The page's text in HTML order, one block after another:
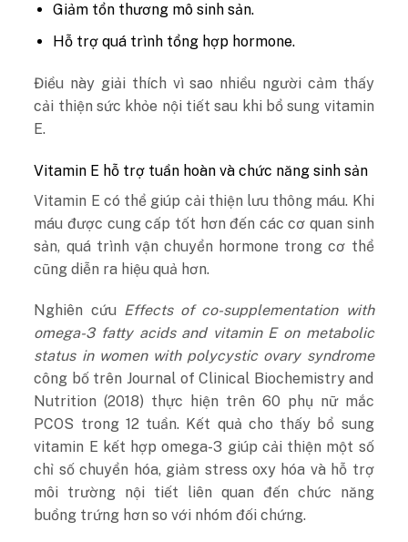
Giảm tổn thương mô sinh sản.
Hỗ trợ quá trình tổng hợp hormone.
Điều này giải thích vì sao nhiều người cảm thấy
cải thiện sức khỏe nội tiết sau khi bổ sung vitamin
E.
Vitamin E hỗ trợ tuần hoàn và chức năng sinh sản
Vitamin E có thể giúp cải thiện lưu thông máu. Khi
máu được cung cấp tốt hơn đến các cơ quan sinh
sản, quá trình vận chuyển hormone trong cơ thể
cũng diễn ra hiệu quả hơn.
Nghiên cứu Effects of co-supplementation with
omega-3 fatty acids and vitamin E on metabolic
status in women with polycystic ovary syndrome
công bố trên Journal of Clinical Biochemistry and
Nutrition (2018) thực hiện trên 60 phụ nữ mắc
PCOS trong 12 tuần. Kết quả cho thấy bổ sung
vitamin E kết hợp omega-3 giúp cải thiện một số
chỉ số chuyển hóa, giảm stress oxy hóa và hỗ trợ
môi trường nội tiết liên quan đến chức năng
buồng trứng hơn so với nhóm đối chứng.